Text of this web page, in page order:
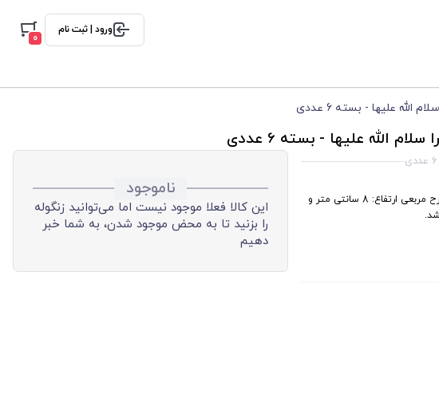
ورود | ثبت نام
0
علیها - بسته 6 عددی
الله علیها - بسته 6 عددی
جنس: شیشه و ساخت بلور کاوه طرح: یا فاطمه الزهرا سلام الله علیها طرح مربعی ارتفاع: 8 سانتی متر و
ناموجود
این کالا فعلا موجود نیست اما می‌توانید زنگوله
را بزنید تا به محض موجود شدن، به شما خبر
دهیم